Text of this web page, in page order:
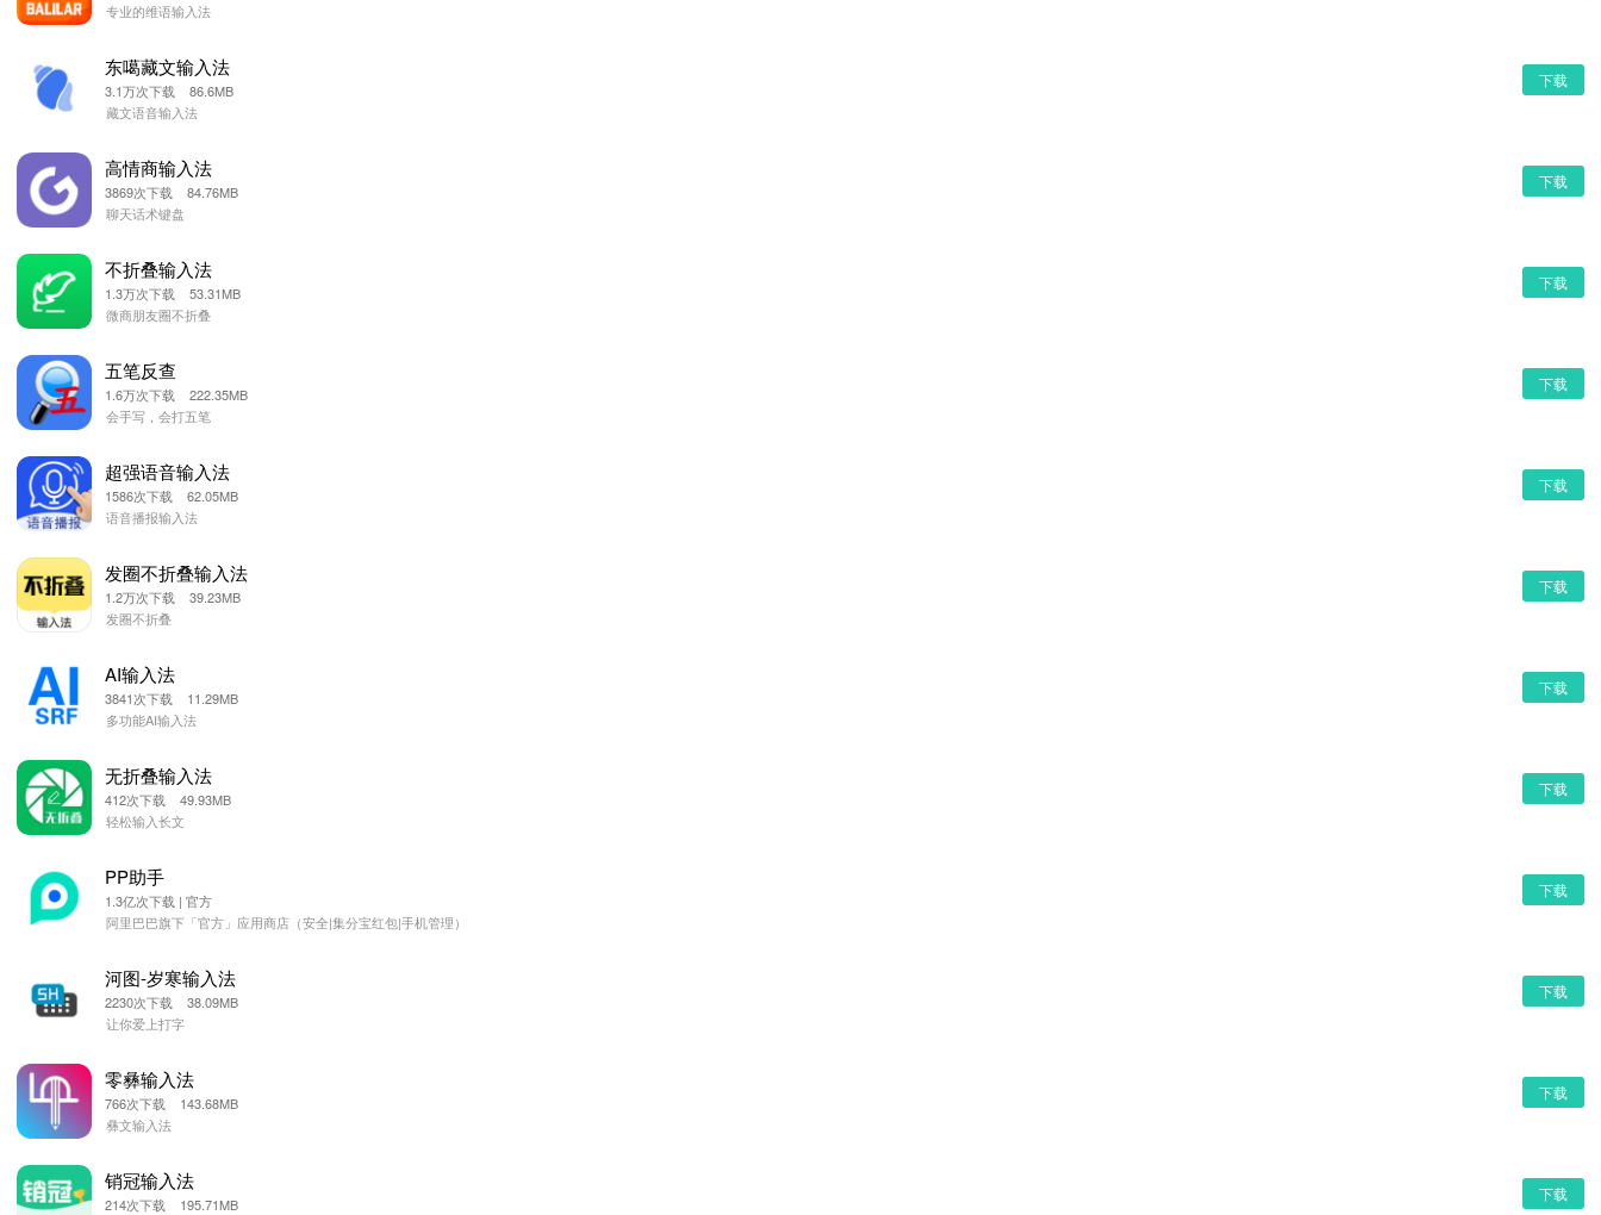
专业的维语输入法
东噶藏文输入法
3.1万次下载 86.6MB
藏文语音输入法
下载
高情商输入法
3869次下载 84.76MB
聊天话术键盘
下载
不折叠输入法
1.3万次下载 53.31MB
微商朋友圈不折叠
下载
五笔反查
1.6万次下载 222.35MB
会手写，会打五笔
下载
超强语音输入法
1586次下载 62.05MB
语音播报输入法
下载
发圈不折叠输入法
1.2万次下载 39.23MB
发圈不折叠
下载
AI输入法
3841次下载 11.29MB
多功能AI输入法
下载
无折叠输入法
412次下载 49.93MB
轻松输入长文
下载
PP助手
1.3亿次下载 | 官方
阿里巴巴旗下「官方」应用商店（安全|集分宝红包|手机管理）
下载
河图-岁寒输入法
2230次下载 38.09MB
让你爱上打字
下载
零彝输入法
766次下载 143.68MB
彝文输入法
下载
销冠输入法
214次下载 195.71MB
下载